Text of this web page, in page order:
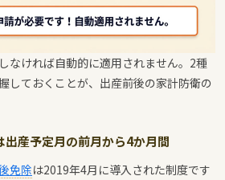
なければ自動的に適用されません。2種
しておくことが、出産前後の家計防衛の
出産予定月の前月から4か月間
免除は2019年4月に導入された制度です